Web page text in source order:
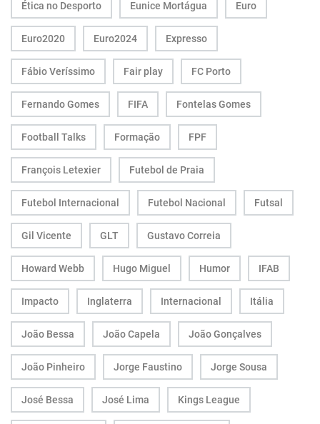
Ética no Desporto Eunice Mortágua Euro
Euro2020 Euro2024 Expresso
Fábio Veríssimo Fair play FC Porto
Fernando Gomes FIFA Fontelas Gomes
Football Talks Formação FPF
François Letexier Futebol de Praia
Futebol Internacional Futebol Nacional Futsal
Gil Vicente GLT Gustavo Correia
Howard Webb Hugo Miguel Humor IFAB
Impacto Inglaterra Internacional Itália
João Bessa João Capela João Gonçalves
João Pinheiro Jorge Faustino Jorge Sousa
José Bessa José Lima Kings League